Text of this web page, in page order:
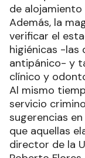
de
Además, la
verificar el
higiénicas -las
antipánico- y
clínico y
Al mismo
servicio
sugerencias
que aquellas
director de la